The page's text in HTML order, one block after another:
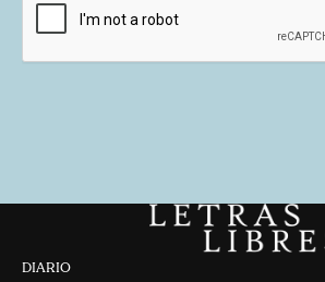
DIARIO